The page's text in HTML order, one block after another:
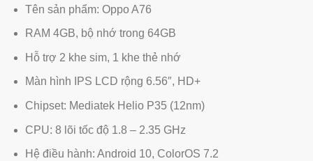
Tên sản phẩm: Oppo A76
RAM 4GB, bộ nhớ trong 64GB
Hỗ trợ 2 khe sim, 1 khe thẻ nhớ
Màn hình IPS LCD rộng 6.56″, HD+
Chipset: Mediatek Helio P35 (12nm)
CPU: 8 lõi tốc độ 1.8 – 2.35 GHz
Hệ điều hành: Android 10, ColorOS 7.2